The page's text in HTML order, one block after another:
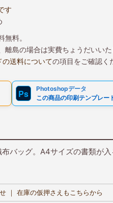
す
料。
島の場合は実費ちょうだいいた
の送料についての項目をご確認く
Ps
Photoshopデータ
この商品の印刷テンプレー
バッグ。A4サイズの書類が
｜ 在庫の仮押さえもこちらから